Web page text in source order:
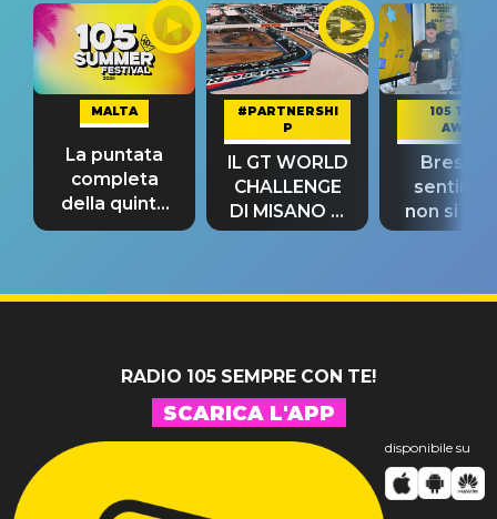
MALTA
La puntata
completa
della quinta
tappa
#PARTNERSHI
P
IL GT WORLD
CHALLENGE
DI MISANO si
riconferma
105 TAKE
AWAY
Bresh:
non si
fino alla
RADIO 105 SEMPRE CON TE!
SCARICA L'APP
disponibile su